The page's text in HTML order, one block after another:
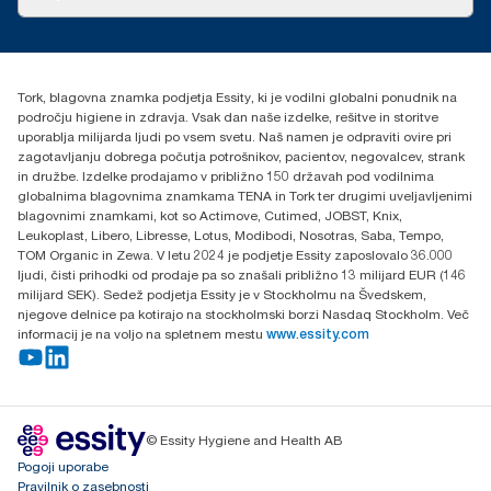
Essity Hungary Kft. Professional Hygiene
Budakeszi út 51.
Tork, blagovna znamka podjetja Essity, ki je vodilni globalni ponudnik na
področju higiene in zdravja. Vsak dan naše izdelke, rešitve in storitve
uporablja milijarda ljudi po vsem svetu. Naš namen je odpraviti ovire pri
zagotavljanju dobrega počutja potrošnikov, pacientov, negovalcev, strank
in družbe. Izdelke prodajamo v približno 150 državah pod vodilnima
globalnima blagovnima znamkama TENA in Tork ter drugimi uveljavljenimi
blagovnimi znamkami, kot so Actimove, Cutimed, JOBST, Knix,
Leukoplast, Libero, Libresse, Lotus, Modibodi, Nosotras, Saba, Tempo,
TOM Organic in Zewa. V letu 2024 je podjetje Essity zaposlovalo 36.000
ljudi, čisti prihodki od prodaje pa so znašali približno 13 milijard EUR (146
milijard SEK). Sedež podjetja Essity je v Stockholmu na Švedskem,
njegove delnice pa kotirajo na stockholmski borzi Nasdaq Stockholm. Več
informacij je na voljo na spletnem mestu www.essity.com
© Essity Hygiene and Health AB
Pogoji uporabe
Pravilnik o zasebnosti